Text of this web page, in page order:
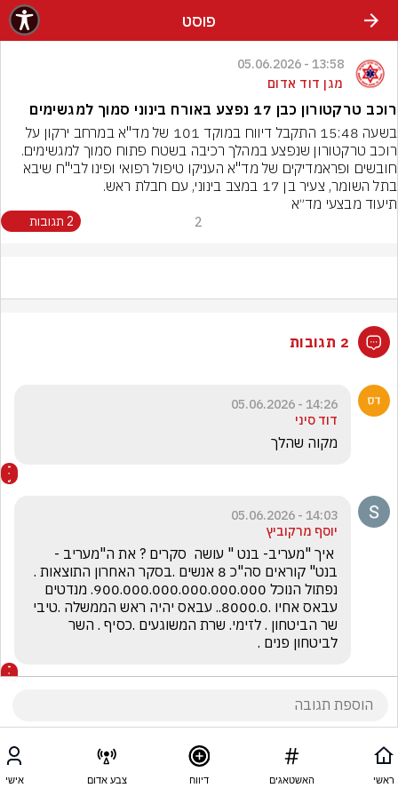
פוסט
13:58 - 05.06.2026
מגן דוד אדום
רוכב טרקטורון כבן 17 נפצע באורח בינוני סמוך למגשימים
בתל השומר, צעיר בן 17 במצב בינוני, עם חבלת ראש.
תיעוד מבצעי מד״א
2 2 תגובות
2 תגובות
14:26 - 05.06.2026
דוד סיני
מקוה שהלך
14:03 - 05.06.2026
יוסף מרקוביץ
לביטחון פנים .
ראשי האשטאגים דיווח צבע אדום אישי